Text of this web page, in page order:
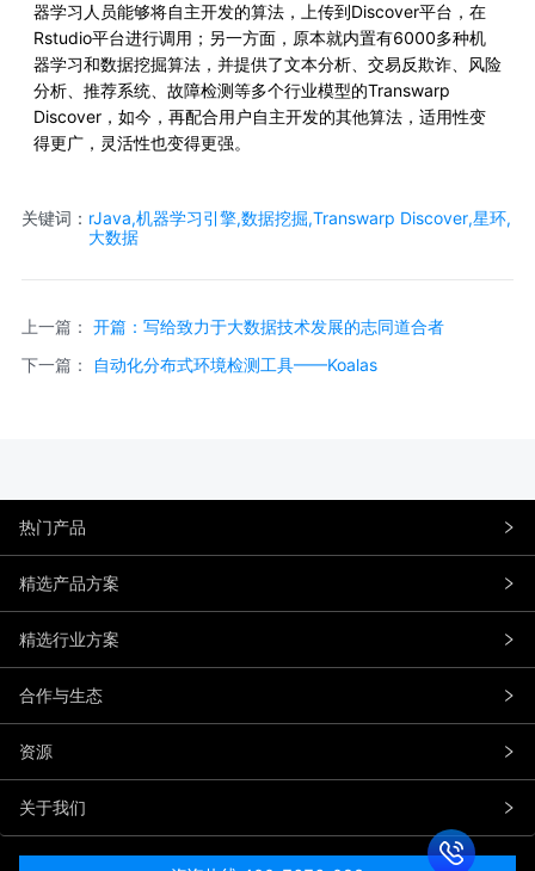
器学习人员能够将自主开发的算法，上传到Discover平台，在
Rstudio平台进行调用；另一方面，原本就内置有6000多种机
器学习和数据挖掘算法，并提供了文本分析、交易反欺诈、风险
分析、推荐系统、故障检测等多个行业模型的Transwarp
Discover，如今，再配合用户自主开发的其他算法，适用性变
得更广，灵活性也变得更强。
关键词： rJava,机器学习引擎,数据挖掘,Transwarp Discover,星环,
大数据
上一篇：
开篇：写给致力于大数据技术发展的志同道合者
下一篇：
自动化分布式环境检测工具——Koalas
热门产品
精选产品方案
精选行业方案
合作与生态
资源
关于我们